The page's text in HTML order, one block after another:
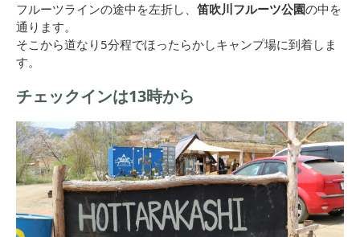
フルーツラインの途中を左折し、 笛吹川フルーツ公園の中を
通ります。
そこから道なり5分程でほったらかしキャンプ場に到着しま
す。
チェックインは13時から